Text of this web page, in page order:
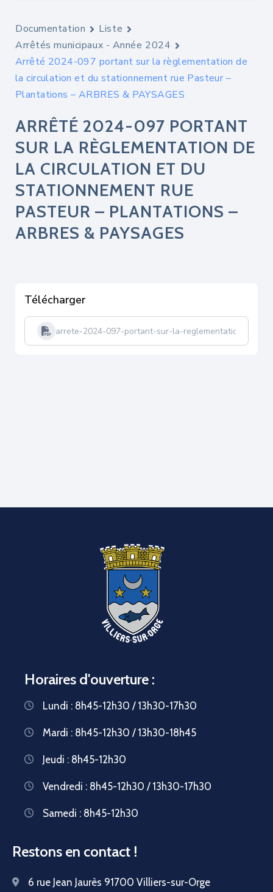
Documentation
Liste
Arrêtés municipaux - Année 2024
Arrêté 2024-097 portant sur la règlementation de
la circulation et du stationnement rue Pasteur –
Plantations – ARBRES & PAYSAGES
ARRÊTÉ 2024-097 PORTANT
SUR LA RÈGLEMENTATION DE
LA CIRCULATION ET DU
STATIONNEMENT RUE
PASTEUR – PLANTATIONS –
ARBRES & PAYSAGES
Télécharger
arrete-2024-097-portant-sur-la-reglementation-du-
Horaires d'ouverture :
Lundi : 8h45-12h30 / 13h30-17h30
Mardi : 8h45-12h30 / 13h30-18h45
Jeudi : 8h45-12h30
Vendredi : 8h45-12h30 / 13h30-17h30
Samedi : 8h45-12h30
Restons en contact !
6 rue Jean Jaurès 91700 Villiers-sur-Orge